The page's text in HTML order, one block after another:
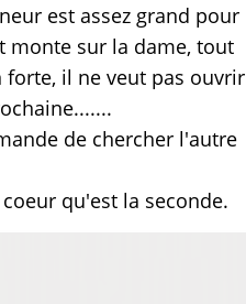
est assez grand pour
monte sur la dame, tout
il ne veut pas ouvrir
de chercher l'autre
qu'est la seconde.